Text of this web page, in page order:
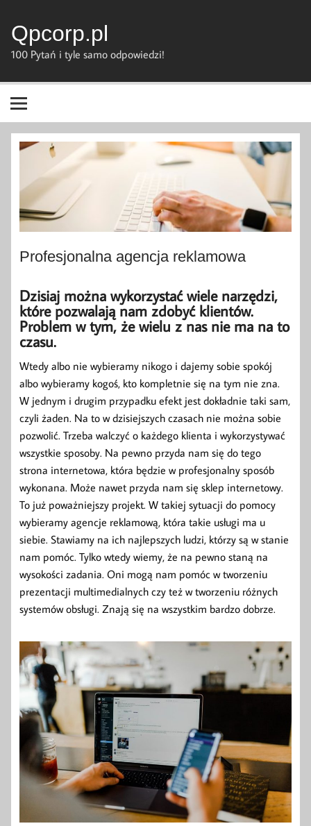
content
Qpcorp.pl
100 Pytań i tyle samo odpowiedzi!
Profesjonalna agencja reklamowa
Dzisiaj można wykorzystać wiele narzędzi,
które pozwalają nam zdobyć klientów.
Problem w tym, że wielu z nas nie ma na to
czasu.
Wtedy albo nie wybieramy nikogo i dajemy sobie spokój
albo wybieramy kogoś, kto kompletnie się na tym nie zna.
W jednym i drugim przypadku efekt jest dokładnie taki sam,
czyli żaden. Na to w dzisiejszych czasach nie można sobie
pozwolić. Trzeba walczyć o każdego klienta i wykorzystywać
wszystkie sposoby. Na pewno przyda nam się do tego
strona internetowa, która będzie w profesjonalny sposób
wykonana. Może nawet przyda nam się sklep internetowy.
To już poważniejszy projekt. W takiej sytuacji do pomocy
wybieramy agencje reklamową, która takie usługi ma u
siebie. Stawiamy na ich najlepszych ludzi, którzy są w stanie
nam pomóc. Tylko wtedy wiemy, że na pewno staną na
wysokości zadania. Oni mogą nam pomóc w tworzeniu
prezentacji multimedialnych czy też w tworzeniu różnych
systemów obsługi. Znają się na wszystkim bardzo dobrze.